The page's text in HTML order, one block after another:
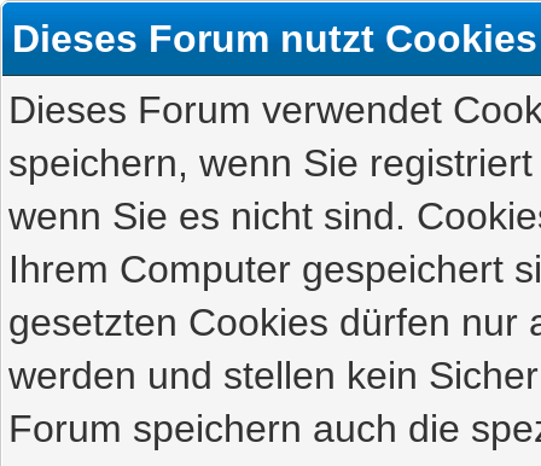
Dieses Forum nutzt Cookies
Dieses Forum verwendet
speichern, wenn Sie
wenn Sie es nicht sind.
Ihrem Computer gespeichert
gesetzten Cookies dürfen nur
werden und stellen kein
Forum speichern auch die